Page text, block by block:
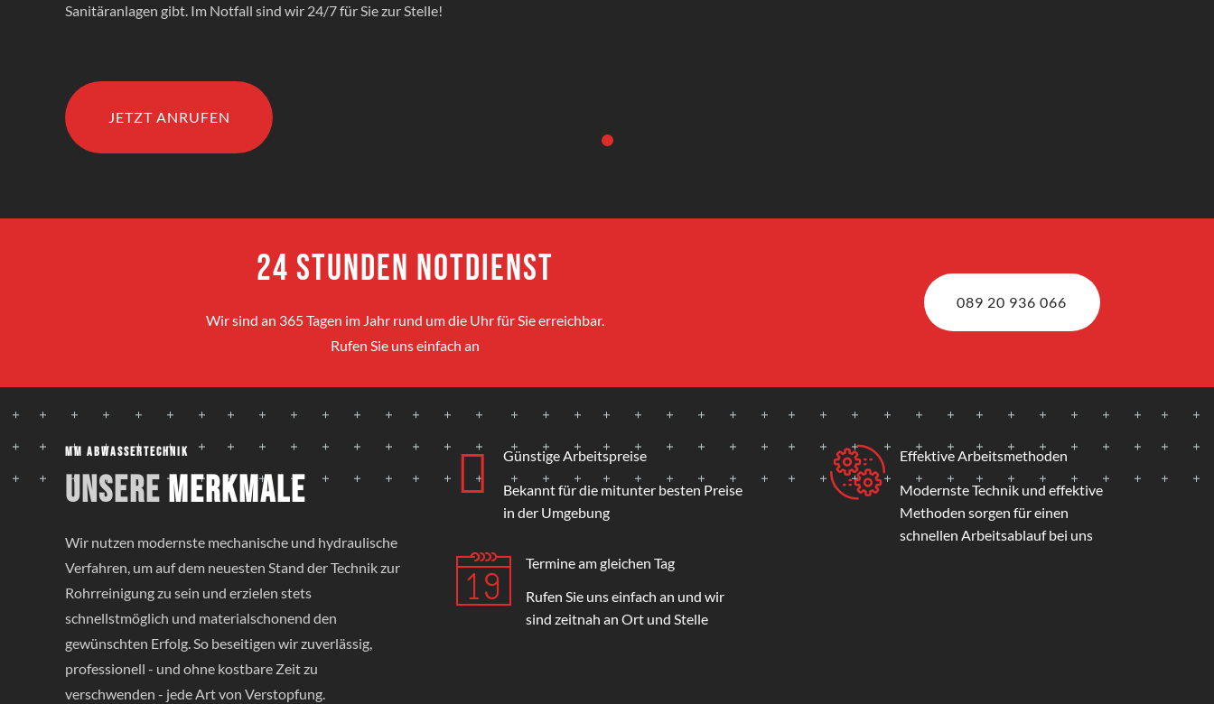
Sanitäranlagen gibt. Im Notfall sind wir 24/7 für Sie zur Stelle!
JETZT ANRUFEN
24 Stunden Notdienst
Wir sind an 365 Tagen im Jahr rund um die Uhr für Sie erreichbar.
Rufen Sie uns einfach an
089 20 936 066
MM Abwassertechnik
UnsereMerkmale
Wir nutzen modernste mechanische und hydraulische
Verfahren, um auf dem neuesten Stand der Technik zur
Rohrreinigung zu sein und erzielen stets
schnellstmöglich und materialschonend den
gewünschten Erfolg. So beseitigen wir zuverlässig,
professionell - und ohne kostbare Zeit zu
verschwenden - jede Art von Verstopfung.
Günstige Arbeitspreise
Bekannt für die mitunter besten Preise
in der Umgebung
Termine am gleichen Tag
Rufen Sie uns einfach an und wir
sind zeitnah an Ort und Stelle
Effektive Arbeitsmethoden
Modernste Technik und effektive
Methoden sorgen für einen
schnellen Arbeitsablauf bei uns